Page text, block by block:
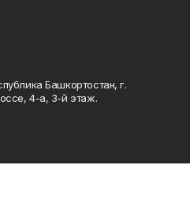
Башкортостан, г.
4-а, 3-й этаж.